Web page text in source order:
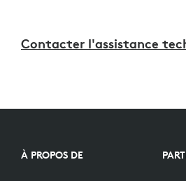
Contacter l'assistance
À PROPOS DE